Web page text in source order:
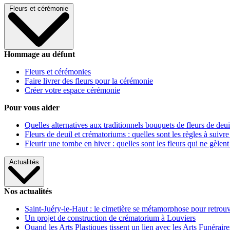
Fleurs et cérémonie
Hommage au défunt
Fleurs et cérémonies
Faire livrer des fleurs pour la cérémonie
Créer votre espace cérémonie
Pour vous aider
Quelles alternatives aux traditionnels bouquets de fleurs de
Fleurs de deuil et crématoriums : quelles sont les règles à
Fleurir une tombe en hiver : quelles sont les fleurs qui ne gèlent
Actualités
Nos actualités
Saint-Juéry-le-Haut : le cimetière se métamorphose pour
Un projet de construction de crématorium à Louviers
Quand les Arts Plastiques tissent un lien avec les Arts